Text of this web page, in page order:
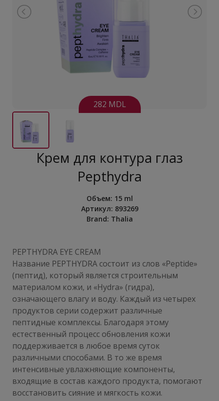
282 MDL
Крем для контура глаз
Pepthydra
Объем: 15 ml
Артикул: 893269
Brand: Thalia
PEPTHYDRA EYE CREAM
Название PEPTHYDRA состоит из слов «Peptide»
(пептид), который является строительным
материалом кожи, и «Hydra» (гидра),
означающего влагу и воду. Каждый из четырех
продуктов серии содержит различные
пептидные комплексы. Благодаря этому
естественный процесс обновления кожи
поддерживается в любое время суток
различными способами. В то же время
интенсивные увлажняющие компоненты,
входящие в состав каждого продукта, помогают
восстановить сияние и мягкость кожи.